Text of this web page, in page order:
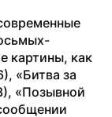
картины, как
«Битва за
«Позывной